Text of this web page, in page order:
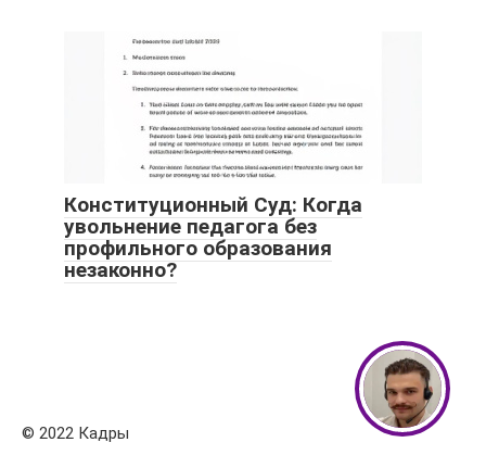
Конституционный Суд: Когда
увольнение педагога без
профильного образования
незаконно?
© 2022 Кадры